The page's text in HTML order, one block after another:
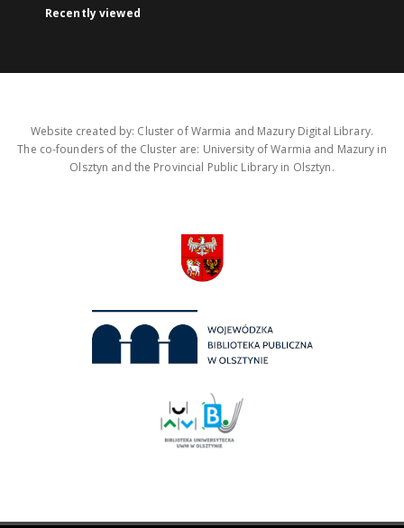
Recently viewed
Website created by: Cluster of Warmia and Mazury Digital Library.
The co-founders of the Cluster are: University of Warmia and Mazury in
Olsztyn and the Provincial Public Library in Olsztyn.